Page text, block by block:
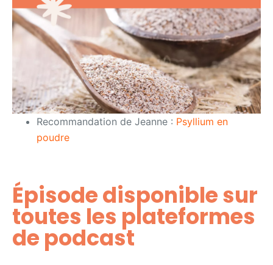
Recommandation de Jeanne : Psyllium en
poudre
Épisode disponible sur
toutes les plateformes
de podcast​